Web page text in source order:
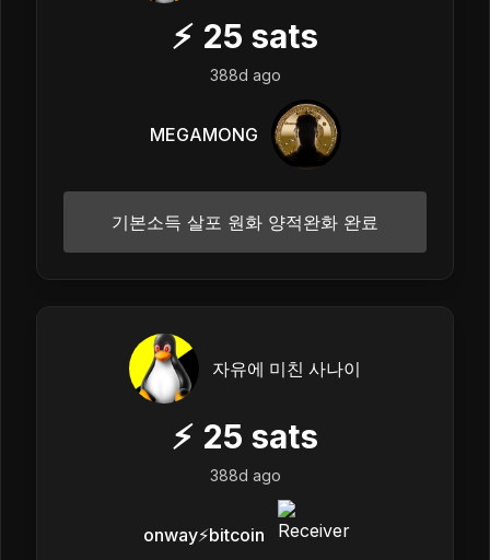
⚡ 25 sats
388d ago
MEGAMONG
기본소득 살포 원화 양적완화 완료
자유에 미친 사나이
⚡ 25 sats
388d ago
onway⚡️bitcoin